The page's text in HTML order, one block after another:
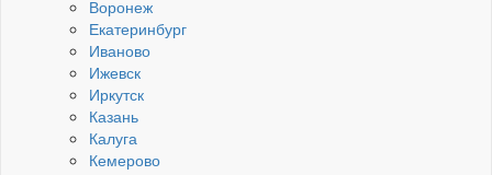
Воронеж
Екатеринбург
Иваново
Ижевск
Иркутск
Казань
Калуга
Кемерово